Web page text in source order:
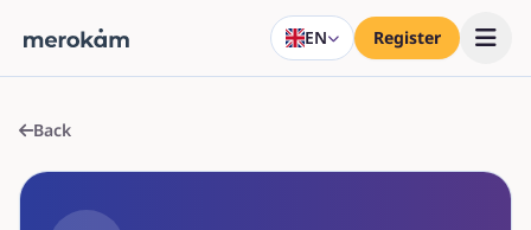
EN Register
Back